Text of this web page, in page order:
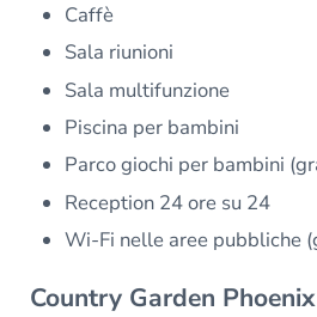
Caffè
Sala riunioni
Sala multifunzione
Piscina per bambini
Parco giochi per bambini
Reception 24 ore su 24
Wi-Fi nelle aree pubbliche
Country Garden